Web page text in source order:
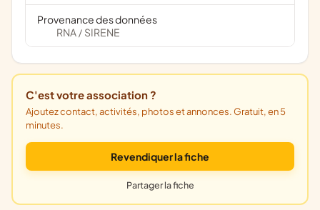
Provenance des données
RNA / SIRENE
C'est votre association ?
Ajoutez contact, activités, photos et annonces. Gratuit, en 5
minutes.
Revendiquer la fiche
Partager la fiche